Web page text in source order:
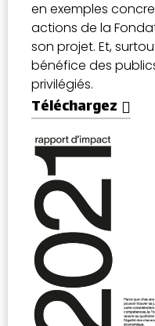
en exemples
actions de la
son projet. Et,
bénéfice des
privilégiés.
Téléchargez